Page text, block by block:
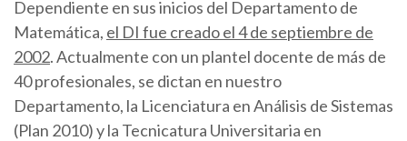
Dependiente en sus inicios del Departamento de
Matemática, el DI fue creado el 4 de septiembre de
2002. Actualmente con un plantel docente de más de
40 profesionales, se dictan en nuestro
Departamento, la Licenciatura en Análisis de Sistemas
(Plan 2010) y la Tecnicatura Universitaria en